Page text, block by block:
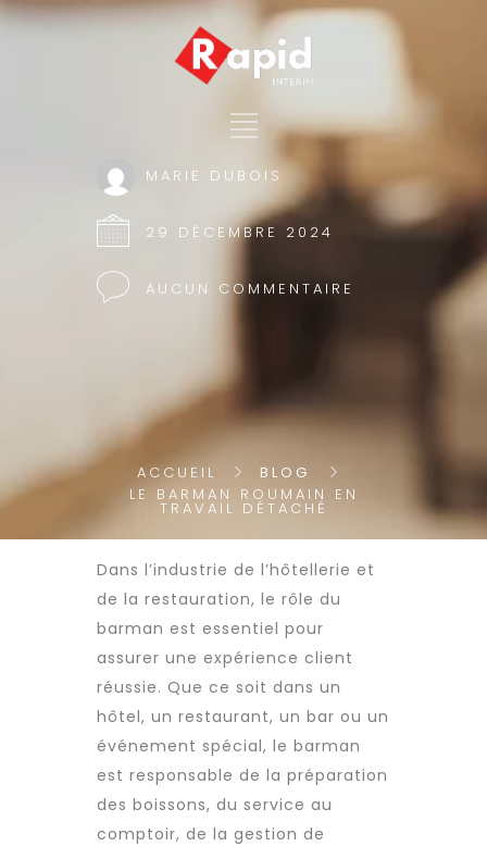
MARIE DUBOIS
29 DÉCEMBRE 2024
AUCUN COMMENTAIRE
ACCUEIL
BLOG
LE BARMAN ROUMAIN EN
TRAVAIL DÉTACHÉ
Dans l’industrie de l’hôtellerie et
de la restauration, le rôle du
barman est essentiel pour
assurer une expérience client
réussie. Que ce soit dans un
hôtel, un restaurant, un bar ou un
événement spécial, le barman
est responsable de la préparation
des boissons, du service au
comptoir, de la gestion de